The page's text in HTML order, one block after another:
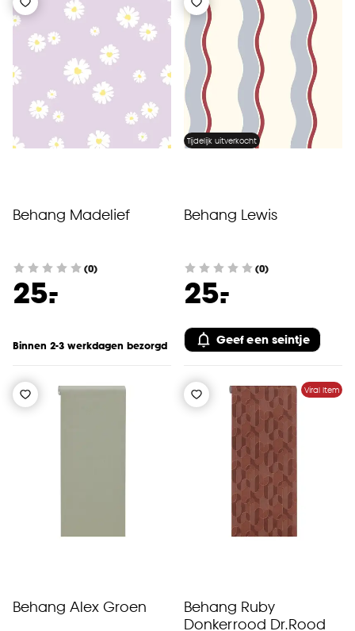
Behang Madelief
(0)
25.
-
Binnen 2-3 werkdagen bezorgd
Tijdelijk uitverkocht
Behang Lewis
(0)
25.
-
Geef een seintje
Behang Alex Groen
Viral Item
Behang Ruby
Donkerrood Dr.Rood